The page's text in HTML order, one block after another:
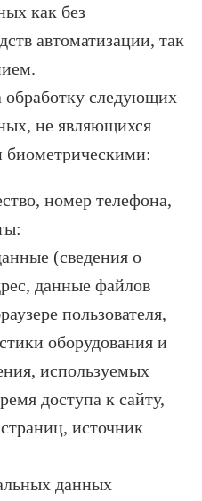
как без
автоматизации, так
обработку следующих
не являющихся
номер телефона,
(сведения о
данные файлов
пользователя,
оборудования и
используемых
доступа к сайту,
источник
данных